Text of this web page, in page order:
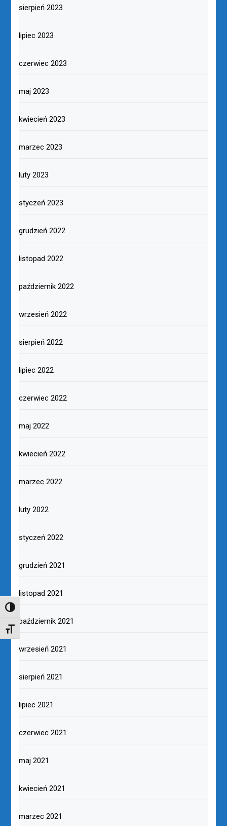
TOGGLE HIGH CONTRAST
TOGGLE FONT SIZE
sierpień 2023
lipiec 2023
czerwiec 2023
maj 2023
kwiecień 2023
marzec 2023
luty 2023
styczeń 2023
grudzień 2022
listopad 2022
październik 2022
wrzesień 2022
sierpień 2022
lipiec 2022
czerwiec 2022
maj 2022
kwiecień 2022
marzec 2022
luty 2022
styczeń 2022
grudzień 2021
listopad 2021
październik 2021
wrzesień 2021
sierpień 2021
lipiec 2021
czerwiec 2021
maj 2021
kwiecień 2021
marzec 2021